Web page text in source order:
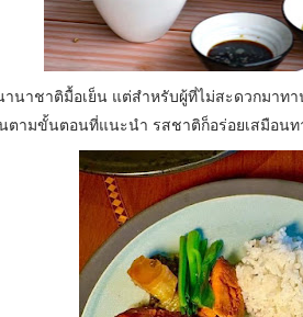
นาชาติมื้อเย็น แต่สำหรับผู้ที่ไม่สะดวกมาท
ตามขั้นตอนที่แนะนำ รสชาติก็อร่อยเสมือน